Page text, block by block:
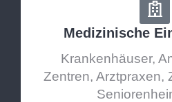
Medizinische
Krankenhäuser,
Zentren, Arztpraxen,